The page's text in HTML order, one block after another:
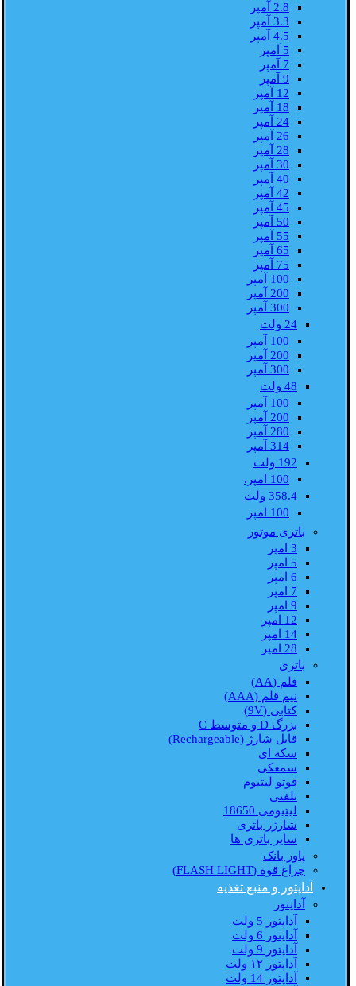
2.8 آمپر
3.3 آمپر
4.5 آمپر
5 آمپر
7 آمپر
9 آمپر
12 آمپر
18 آمپر
24 آمپر
26 آمپر
28 آمپر
30 آمپر
40 آمپر
42 آمپر
45 آمپر
50 آمپر
55 آمپر
65 آمپر
75 آمپر
100 آمپر
200 آمپر
300 آمپر
24 ولت
100 آمپر
200 آمپر
300 آمپر
48 ولت
100 آمپر
200 آمپر
280 آمپر
314 آمپر
192 ولت
100 امپر.
358.4 ولت
100 امپر
باتری موتور
3 امپر
5 امپر
6 امپر
7 امپر
9 امپر
12 امپر
14 امپر
28 امپر
باتری
قلم (AA)
نیم قلم (AAA)
کتابی (9V)
بزرگ D و متوسط C
قابل شارژ (Rechargeable)
سکه ای
سمعکی
فوتو لیتیوم
تلفنی
لیتیومی 18650
شارژر باتری
سایر باتری ها
پاور بانک
چراغ قوه (FLASH LIGHT)
آداپتور و منبع تغذیه
آداپتور
آداپتور 5 ولت
آداپتور 6 ولت
آداپتور 9 ولت
آداپتور ۱۲ ولت
آداپتور 14 ولت